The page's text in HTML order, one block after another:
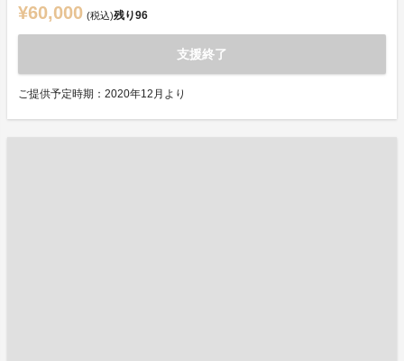
¥60,000 (税込)残り96
支援終了
ご提供予定時期：2020年12月より